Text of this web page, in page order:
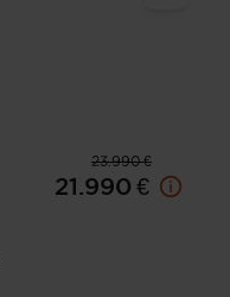
23.990 €
21.990 €